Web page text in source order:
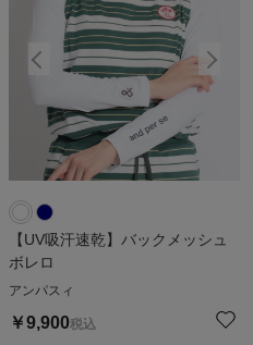
【UV吸汗速乾】バックメッシュ
ボレロ
アンパスィ
￥9,900税込